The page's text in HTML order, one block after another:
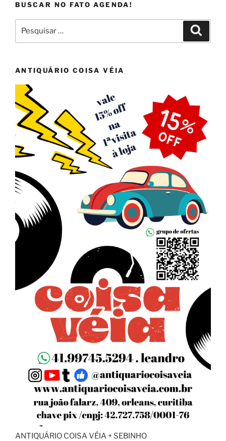
BUSCAR NO FATO AGENDA!
por:
ANTIQUÁRIO COISA VÉIA
ANTIQUÁRIO COISA VÉIA + SEBINHO